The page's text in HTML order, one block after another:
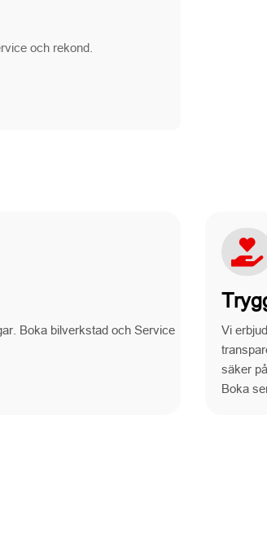
och rekond.
Boka bilverkstad och Service
Vi
säker
Boka